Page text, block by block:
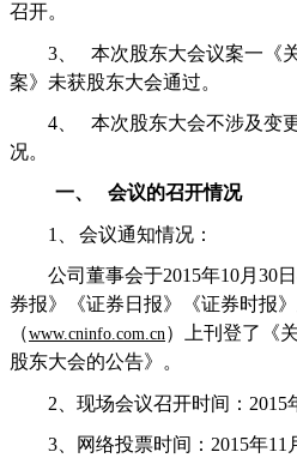
召开。
3、 本次股东大会议案一《
案》未获股东大会通过。
4、
本次股东大会不涉及变
况。
一、 会议的召开情况
1、 会议通知情况：
公司董事会于2015年10月 30
券报》《证券日报》《证券时报
（www.cninfo.com.cn）上刊登了《
股东大会的公告》。
2 、现场会议召开时间： 2015
3 、网络投票时间： 2015年11